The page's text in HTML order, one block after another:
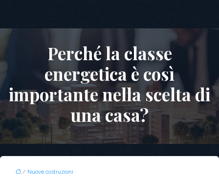
Perché la classe
energetica è così
importante nella scelta di
una casa?
/ Nuove costruzioni